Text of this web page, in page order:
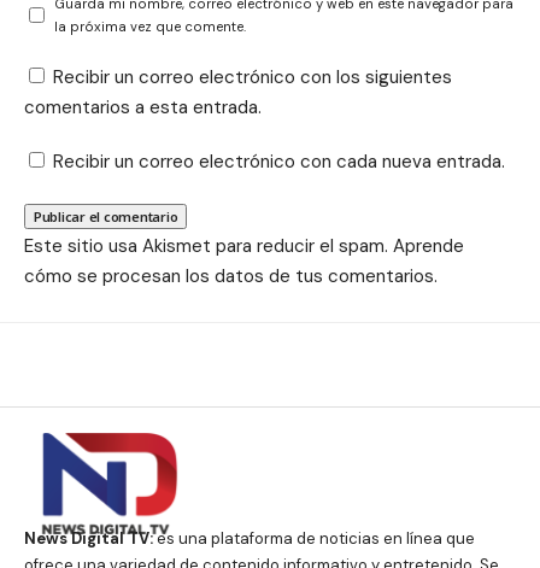
la próxima vez que comente.
Recibir un correo electrónico con los siguientes
comentarios a esta entrada.
Recibir un correo electrónico con cada nueva entrada.
Este sitio usa Akismet para reducir el spam. Aprende
cómo se procesan los datos de tus comentarios.
News Digital TV:es una plataforma de noticias en línea que